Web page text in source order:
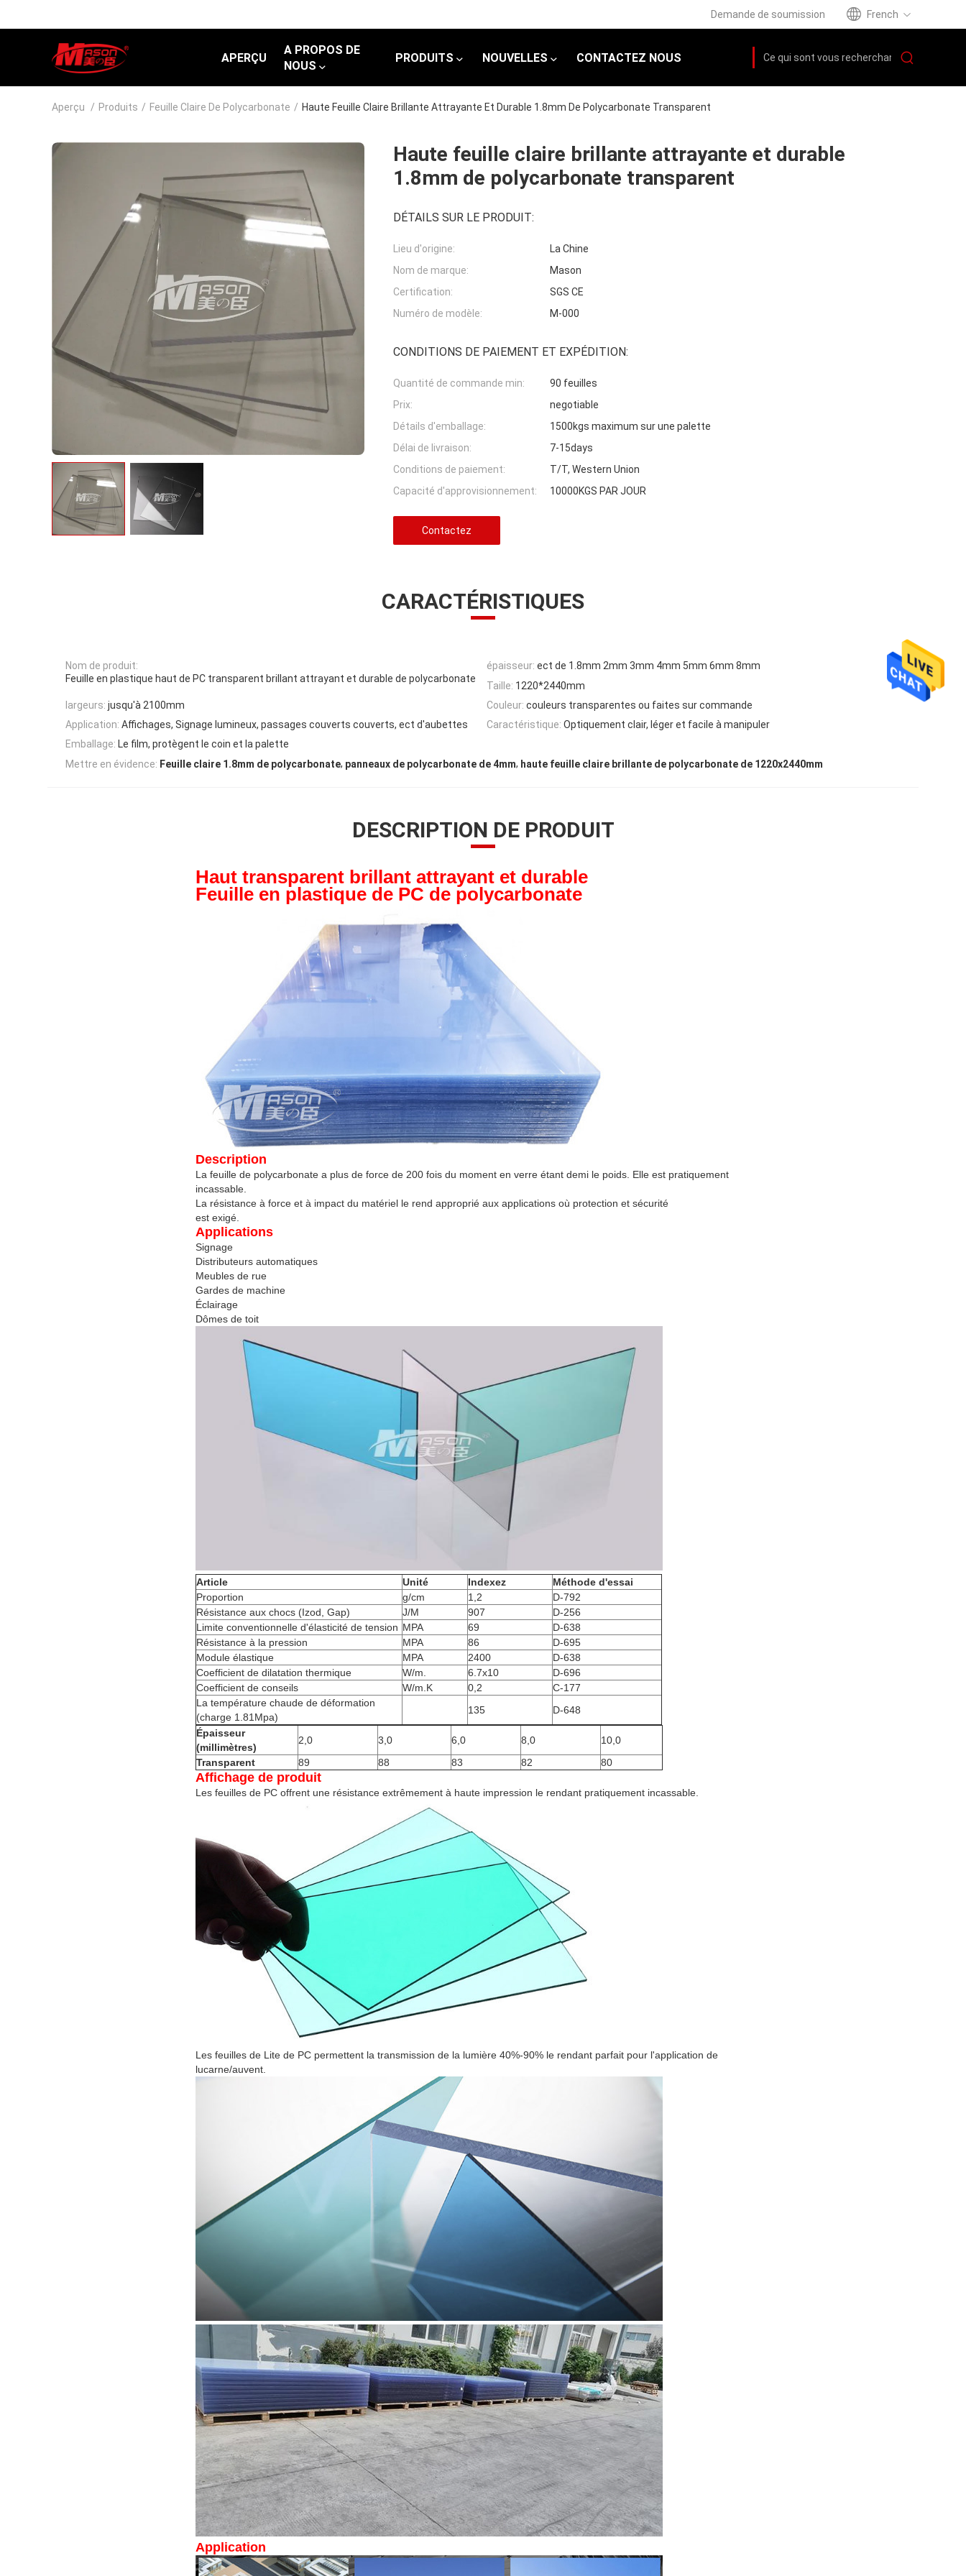
Demande de soumission French
APERÇU
A PROPOS DE
NOUS
PRODUITS NOUVELLES CONTACTEZ NOUS
Aperçu / Produits / Feuille Claire De Polycarbonate / Haute Feuille Claire Brillante Attrayante Et Durable 1.8mm De Polycarbonate Transparent
Haute feuille claire brillante attrayante et durable
1.8mm de polycarbonate transparent
DÉTAILS SUR LE PRODUIT:
Lieu d'origine:
La Chine
Nom de marque:
Mason
Certification:
SGS CE
Numéro de modèle:
M-000
CONDITIONS DE PAIEMENT ET EXPÉDITION:
Quantité de commande min:
90 feuilles
Prix:
negotiable
Détails d'emballage:
1500kgs maximum sur une palette
Délai de livraison:
7-15days
Conditions de paiement:
T/T, Western Union
Capacité d'approvisionnement:
10000KGS PAR JOUR
Contactez
CARACTÉRISTIQUES
Nom de produit:
Feuille en plastique haut de PC transparent brillant attrayant et durable de polycarbonate
épaisseur: ect de 1.8mm 2mm 3mm 4mm 5mm 6mm 8mm
Taille: 1220*2440mm
largeurs: jusqu'à 2100mm Couleur: couleurs transparentes ou faites sur commande
Application: Affichages, Signage lumineux, passages couverts couverts, ect d'aubettes Caractéristique: Optiquement clair, léger et facile à manipuler
Emballage: Le film, protègent le coin et la palette
Mettre en évidence: Feuille claire 1.8mm de polycarbonate, panneaux de polycarbonate de 4mm, haute feuille claire brillante de polycarbonate de 1220x2440mm
DESCRIPTION DE PRODUIT
Haut transparent brillant attrayant et durable
Feuille en plastique de PC de polycarbonate
Description
La feuille de polycarbonate a plus de force de 200 fois du moment en verre étant demi le poids. Elle est pratiquement
incassable.
La résistance à force et à impact du matériel le rend approprié aux applications où protection et sécurité
est exigé.
Applications
Signage
Distributeurs automatiques
Meubles de rue
Gardes de machine
Éclairage
Dômes de toit
Article Unité Indexez
Méthode d'essai
Proportion
g/cm 1,2
D-792
Résistance aux chocs (Izod, Gap)
J/M 907
D-256
Limite conventionnelle d'élasticité de tension MPA 69
D-638
Résistance à la pression
MPA 86
D-695
Module élastique
MPA 2400
D-638
Coefficient de dilatation thermique
W/m. 6.7x10
D-696
Coefficient de conseils
W/m.K 0,2
C-177
La température chaude de déformation
(charge 1.81Mpa)
135
D-648
Épaisseur
(millimètres)
2,0 3,0 6,0 8,0
10,0
Transparent
89 88 83 82 80
Affichage de produit
Les feuilles de PC offrent une résistance extrêmement à haute impression le rendant pratiquement incassable.
Les feuilles de Lite de PC permettent la transmission de la lumière 40%-90% le rendant parfait pour l'application de
lucarne/auvent.
Application